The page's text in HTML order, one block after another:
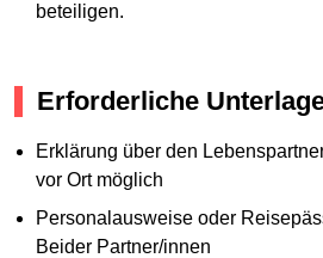
beteiligen.
Erforderliche
Erklärung über den
vor Ort möglich
Personalausweise oder
Beider Partner/innen